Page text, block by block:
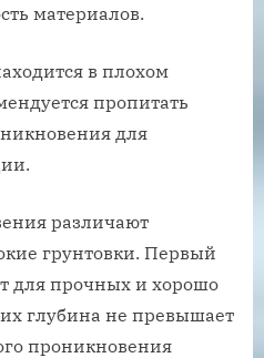
материалов.
в плохом
пропитать
для
различают
грунтовки. Первый
для прочных и хорошо
глубина не превышает
проникновения